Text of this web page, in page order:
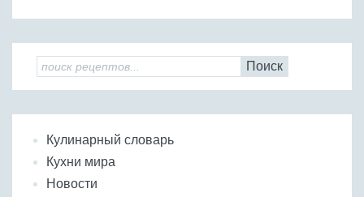
Поиск
Кулинарный словарь
Кухни мира
Новости